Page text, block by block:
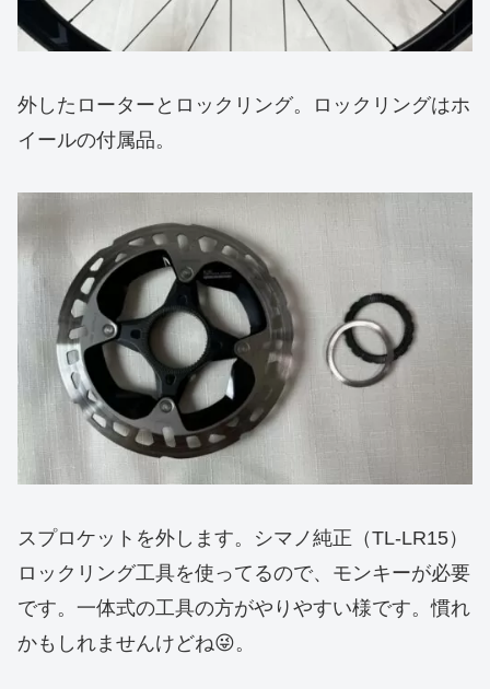
外したローターとロックリング。ロックリングはホ
イールの付属品。
スプロケットを外します。シマノ純正（TL-LR15）
ロックリング工具を使ってるので、モンキーが必要
です。一体式の工具の方がやりやすい様です。慣れ
かもしれませんけどね😜。